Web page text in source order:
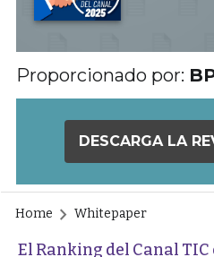
Proporcionado por:
DESCARGA LA
Home Whitepaper
El Ranking del Canal TIC